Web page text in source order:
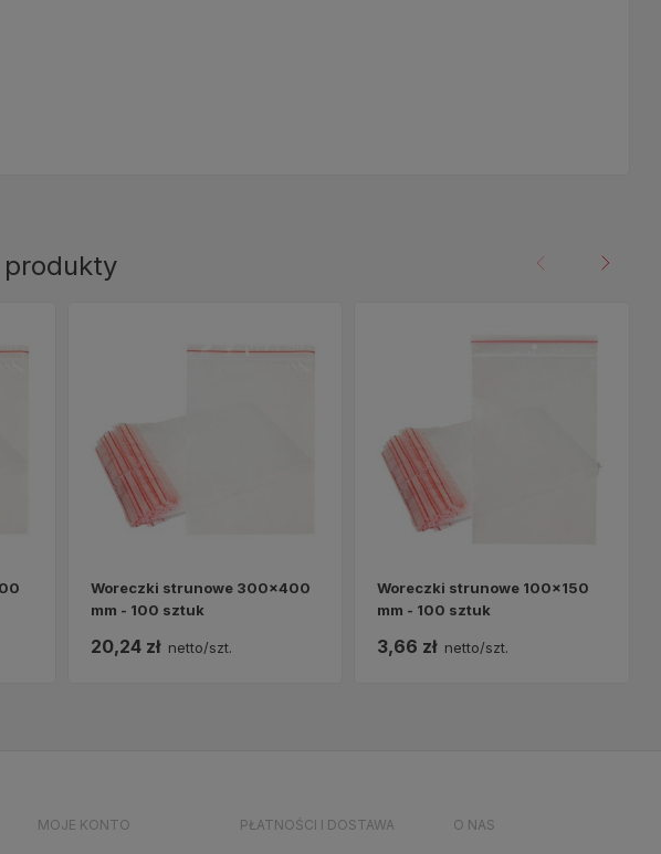
Woreczki strunowe 300x400
mm - 100 sztuk
20,24 zł netto/szt.
Woreczki strunowe 100x150
mm - 100 sztuk
3,66 zł netto/szt.
MOJE KONTO PŁATNOŚCI I DOSTAWA O NAS